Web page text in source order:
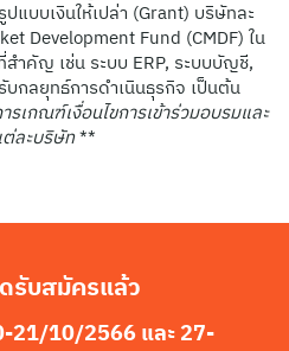
แบบเงินให้เปล่า (Grant) บริษัทละ
Development Fund (CMDF) ใน
ำคัญ เช่น ระบบ ERP, ระบบบัญชี,
กลยุทธ์การดำเนินธุรกิจ เป็นต้น
เกณฑ์เงื่อนไขการเข้าร่วมอบรมและ
ละบริษัท**
รับสมัครแล้ว
21/10/2566 และ 27-